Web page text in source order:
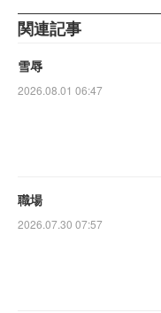
関連記事
雪辱
2026.08.01 06:47
職場
2026.07.30 07:57